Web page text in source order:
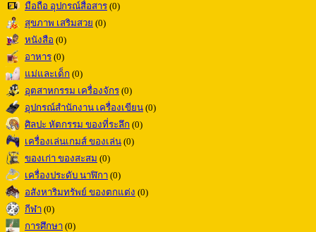
มือถือ อุปกรณ์สื่อสาร (0)
สุขภาพ เสริมสวย (0)
หนังสือ (0)
อาหาร (0)
แม่และเด็ก (0)
อุตสาหกรรม เครื่องจักร (0)
อุปกรณ์สำนักงาน เครื่องเขียน (0)
ศิลปะ หัตกรรม ของที่ระลึก (0)
เครื่องเล่นเกมส์ ของเล่น (0)
ของเก่า ของสะสม (0)
เครื่องประดับ นาฬิกา (0)
อสังหาริมทรัพย์ ของตกแต่ง (0)
กีฬา (0)
การศึกษา (0)